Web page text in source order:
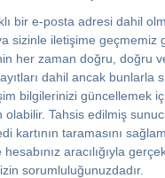
bir e-posta adresi dahil
sizinle iletişime geçmemiz
her zaman doğru, doğru
dahil ancak bunlarla
bilgilerinizi güncellemek
olabilir. Tahsis edilmiş
kartının taramasını
hesabınız aracılığıyla
sorumluluğunuzdadır.